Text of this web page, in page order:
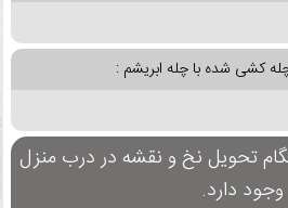
کشی شده با چله ابریشم :
تحویل نخ و نقشه در درب منزل
وجود دارد.